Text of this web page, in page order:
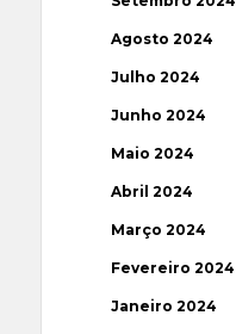
Agosto 2024
Julho 2024
Junho 2024
Maio 2024
Abril 2024
Março 2024
Fevereiro 2024
Janeiro 2024